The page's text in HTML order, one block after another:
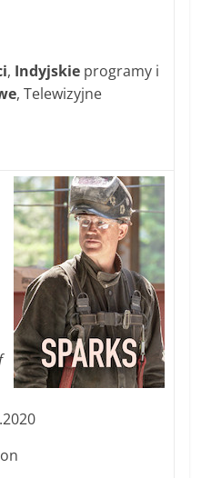
, Indyjskie programy i
, Telewizyjne